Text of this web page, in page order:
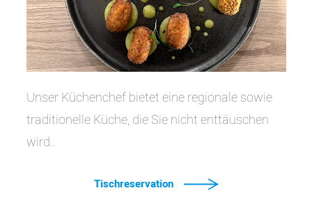
Unser Küchenchef bietet eine regionale sowie
traditionelle Küche, die Sie nicht enttäuschen
wird..
Tischreservation